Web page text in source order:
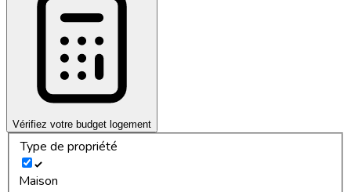
Vérifiez votre budget logement
Type de propriété
Maison